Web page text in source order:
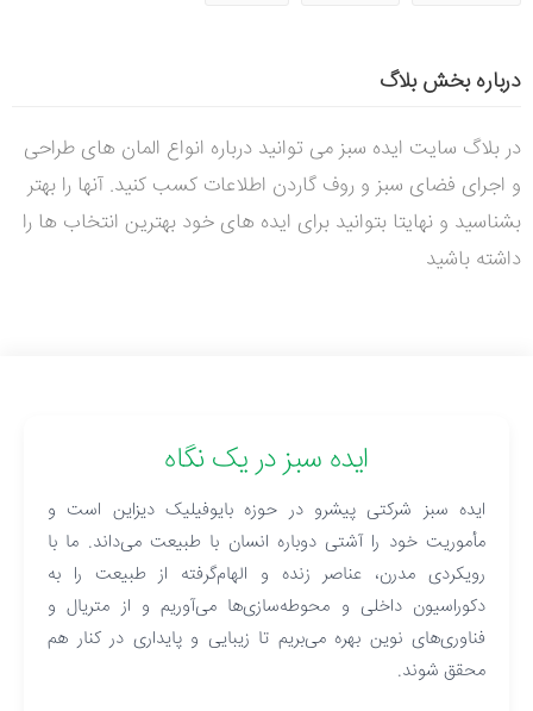
درباره بخش بلاگ
در بلاگ سایت ایده سبز می توانید درباره انواع المان های طراحی
و اجرای فضای سبز و روف گاردن اطلاعات کسب کنید. آنها را بهتر
بشناسید و نهایتا بتوانید برای ایده های خود بهترین انتخاب ها را
داشته باشید
ایده سبز در یک نگاه
ایده سبز شرکتی پیشرو در حوزه بایوفیلیک دیزاین است و
مأموریت خود را آشتی دوباره انسان با طبیعت می‌داند. ما با
رویکردی مدرن، عناصر زنده و الهام‌گرفته از طبیعت را به
دکوراسیون داخلی و محوطه‌سازی‌ها می‌آوریم و از متریال و
فناوری‌های نوین بهره می‌بریم تا زیبایی و پایداری در کنار هم
محقق شوند.